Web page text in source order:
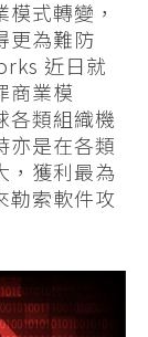
式轉變，
更為難防
近日就
商業模
各類組織機
亦是在各類
，獲利最為
勒索軟件攻